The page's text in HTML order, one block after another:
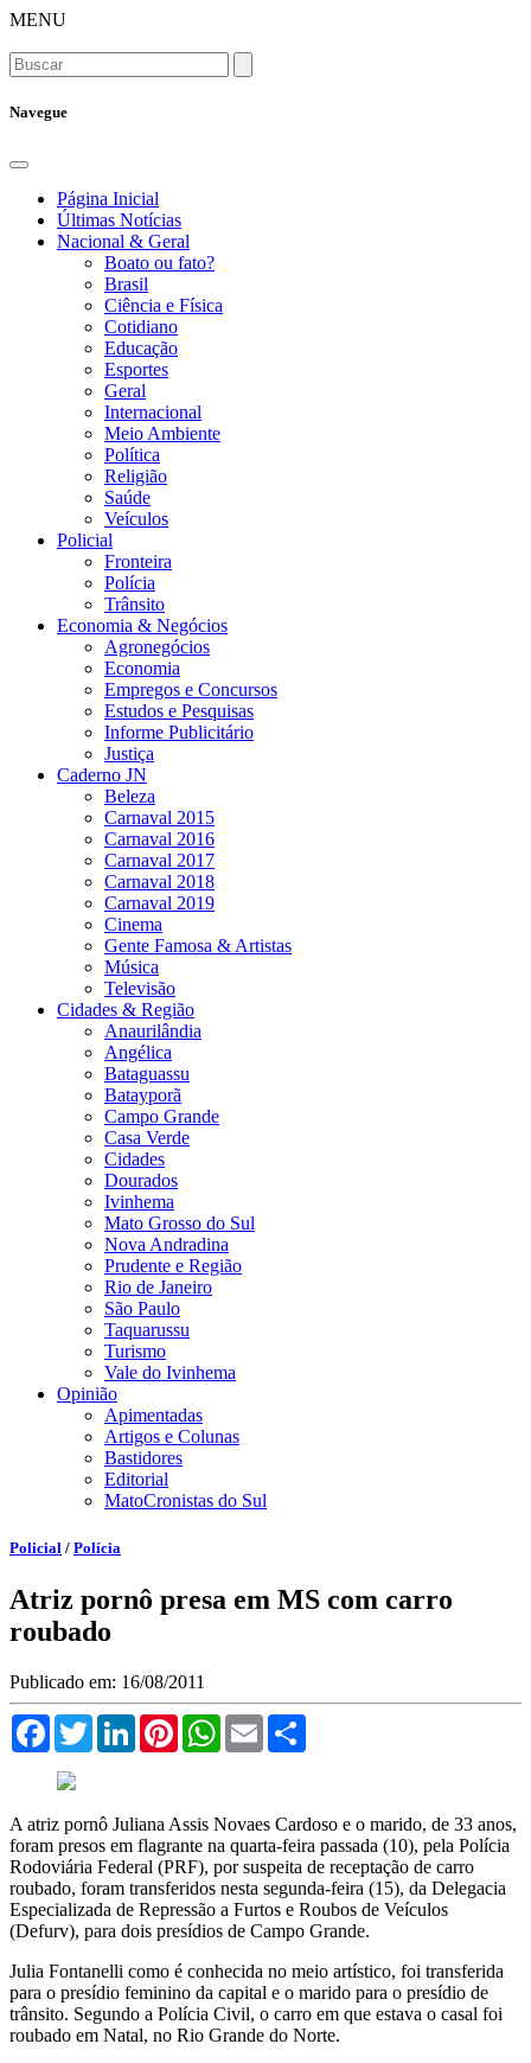
MENU
Navegue
Página Inicial
Últimas Notícias
Nacional & Geral
Boato ou fato?
Brasil
Ciência e Física
Cotidiano
Educação
Esportes
Geral
Internacional
Meio Ambiente
Política
Religião
Saúde
Veículos
Policial
Fronteira
Polícia
Trânsito
Economia & Negócios
Agronegócios
Economia
Empregos e Concursos
Estudos e Pesquisas
Informe Publicitário
Justiça
Caderno JN
Beleza
Carnaval 2015
Carnaval 2016
Carnaval 2017
Carnaval 2018
Carnaval 2019
Cinema
Gente Famosa & Artistas
Música
Televisão
Cidades & Região
Anaurilândia
Angélica
Bataguassu
Batayporã
Campo Grande
Casa Verde
Cidades
Dourados
Ivinhema
Mato Grosso do Sul
Nova Andradina
Prudente e Região
Rio de Janeiro
São Paulo
Taquarussu
Turismo
Vale do Ivinhema
Opinião
Apimentadas
Artigos e Colunas
Bastidores
Editorial
MatoCronistas do Sul
Policial / Polícia
Atriz pornô presa em MS com carro
roubado
Publicado em: 16/08/2011
FacebookTwitterLinkedInPinterestWhatsApp
Email
A atriz pornô Juliana Assis Novaes Cardoso e o marido, de 33 anos,
foram presos em flagrante na quarta-feira passada (10), pela Polícia
Rodoviária Federal (PRF), por suspeita de receptação de carro
roubado, foram transferidos nesta segunda-feira (15), da Delegacia
Especializada de Repressão a Furtos e Roubos de Veículos
(Defurv), para dois presídios de Campo Grande.
Julia Fontanelli como é conhecida no meio artístico, foi transferida
para o presídio feminino da capital e o marido para o presídio de
trânsito. Segundo a Polícia Civil, o carro em que estava o casal foi
roubado em Natal, no Rio Grande do Norte.